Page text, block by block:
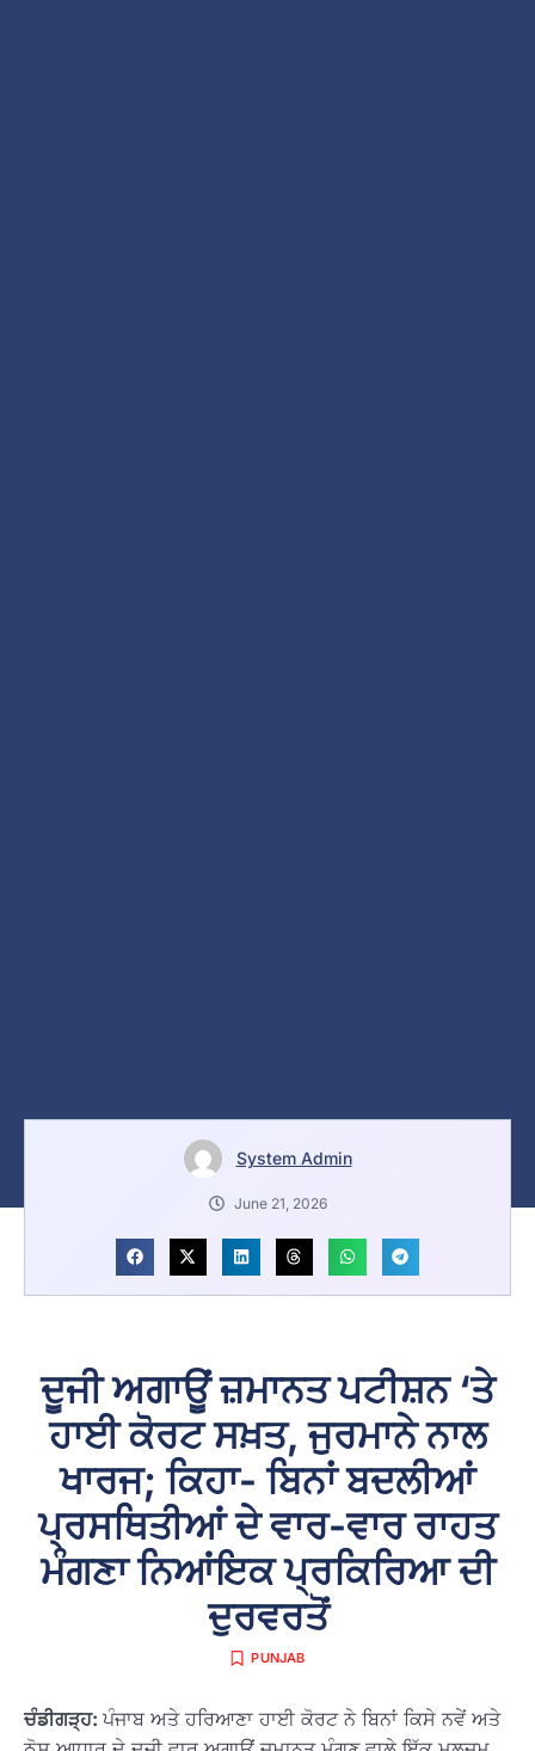
System Admin
June 21, 2026
ਦੂਜੀ ਅਗਾਊਂ ਜ਼ਮਾਨਤ ਪਟੀਸ਼ਨ ‘ਤੇ
ਹਾਈ ਕੋਰਟ ਸਖ਼ਤ, ਜੁਰਮਾਨੇ ਨਾਲ
ਖਾਰਜ; ਕਿਹਾ- ਬਿਨਾਂ ਬਦਲੀਆਂ
ਪ੍ਰਸਥਿਤੀਆਂ ਦੇ ਵਾਰ-ਵਾਰ ਰਾਹਤ
ਮੰਗਣਾ ਨਿਆਂਇਕ ਪ੍ਰਕਿਰਿਆ ਦੀ
ਦੁਰਵਰਤੋਂ
PUNJAB
ਚੰਡੀਗੜ੍ਹ: ਪੰਜਾਬ ਅਤੇ ਹਰਿਆਣਾ ਹਾਈ ਕੋਰਟ ਨੇ ਬਿਨਾਂ ਕਿਸੇ ਨਵੇਂ ਅਤੇ